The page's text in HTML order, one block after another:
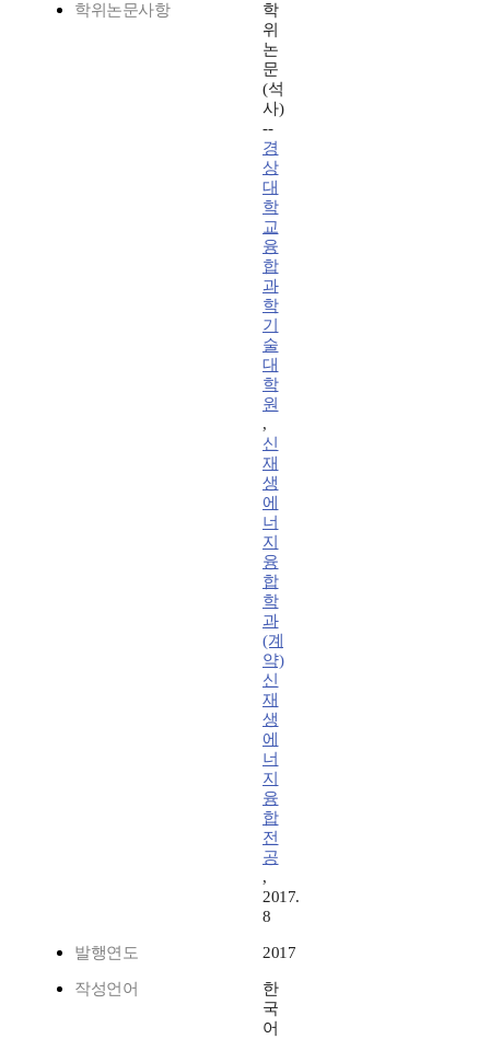
학위논문사항
학
위
논
문
(석
사)
--
경
상
대
학
교
융
합
과
학
기
술
대
학
원
,
신
재
생
에
너
지
융
합
학
과
(계
약)
신
재
생
에
너
지
융
합
전
공
,
2017.
8
발행연도 2017
작성언어
한
국
어